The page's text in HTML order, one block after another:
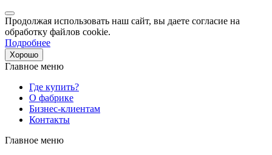
Продолжая использовать наш сайт, вы даете согласие на
обработку файлов cookie.
Подробнее
Хорошо
Главное меню
Где купить?
О фабрике
Бизнес-клиентам
Контакты
Главное меню